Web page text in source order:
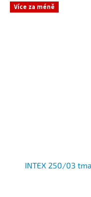
Více za méně
INTEX 250/03